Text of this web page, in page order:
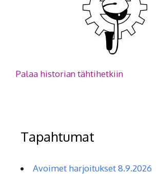
Palaa historian tähtihetkiin
Tapahtumat
Avoimet harjoitukset 8.9.2026